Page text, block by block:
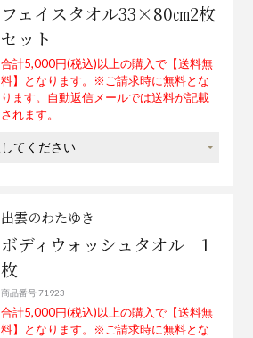
フェイスタオル33×80㎝2枚
セット
合計5,000円(税込)以上の購入で【送料無
料】となります。※ご請求時に無料とな
ります。自動返信メールでは送料が記載
されます。
出雲のわたゆき
ボディウォッシュタオル 1
枚
商品番号 71923
合計5,000円(税込)以上の購入で【送料無
料】となります。※ご請求時に無料とな